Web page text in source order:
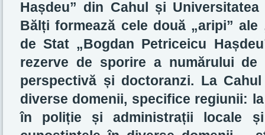
Hașdeu” din Cahul și
Bălți formează cele două „aripi” ale
de Stat „Bogdan Petriceicu
rezerve de sporire a numărului
perspectivă și doctoranzi. La
diverse domenii, specifice regiunii:
în poliție și administrații locale